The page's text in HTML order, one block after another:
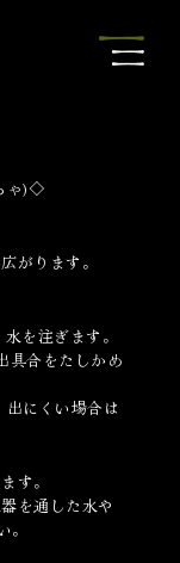
ゃ)◇
がります。
を注ぎます。
具合をたしかめ
にくい場合は
す。
を通した水や